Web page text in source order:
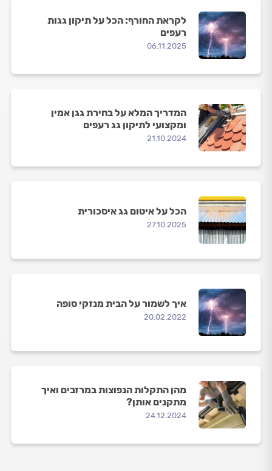
לקראת החורף: הכל על תיקון גגות
רעפים
06.11.2025
המדריך המלא על בחירת גגן אמין
ומקצועי לתיקון גג רעפים
21.10.2024
הכל על איטום גג איסכורית
27.10.2025
איך לשמור על הבית מנזקי סופה
20.02.2022
מהן התקלות הנפוצות במרזבים ואיך
מתקנים אותן?
24.12.2024